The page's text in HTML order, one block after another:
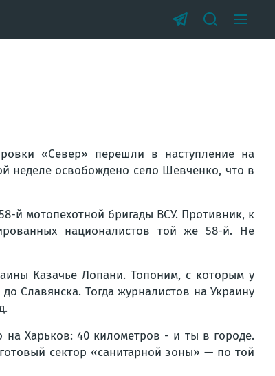
«Север» перешли в наступление на
неделе освобождено село Шевченко, что в
й мотопехотной бригады ВСУ. Противник, к
националистов той же 58-й. Не
Казачье Лопани. Топоним, с которым у
Славянска. Тогда журналистов на Украину
на Харьков: 40 километров - и ты в городе.
сектор «санитарной зоны» — по той